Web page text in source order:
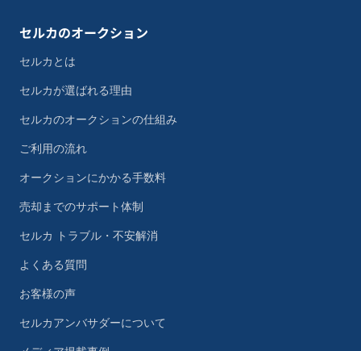
セルカのオークション
セルカとは
セルカが選ばれる理由
セルカのオークションの仕組み
ご利用の流れ
オークションにかかる手数料
売却までのサポート体制
セルカ トラブル・不安解消
よくある質問
お客様の声
セルカアンバサダーについて